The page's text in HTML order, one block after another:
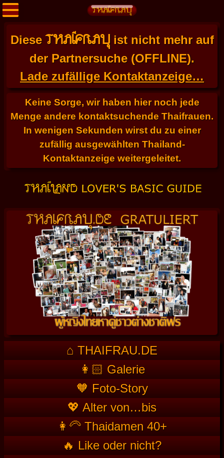
DieseTHAIFRAUist nicht mehr auf
der Partnersuche (OFFLINE).
Lade zufällige Kontaktanzeige…
Keine Sorge, wir haben hier noch jede
Menge andere kontaktsuchende Thaifrauen.
In wenigen Sekunden wirst du zu einer
zufällig ausgewählten Thailand-
Kontaktanzeige weitergeleitet.
⌂ THAIFRAU.DE
👩🏻 Galerie
🧡 Foto-Story
💖 Alter von…bis
👩‍🦳 Thaidamen 40+
🔥 Like oder nicht?